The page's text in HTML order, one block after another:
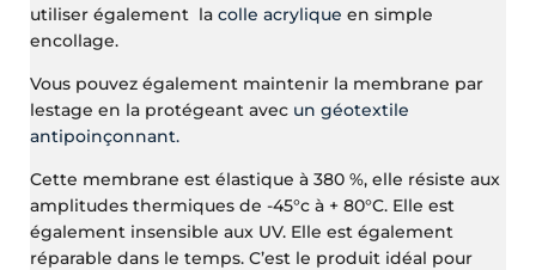
utiliser également lacolle acrylique en simple
encollage.
Vous pouvez également maintenir la membrane par
lestage en la protégeant avec un géotextile
antipoinçonnant.
Cette membrane est élastique à 380 %, elle résiste aux
amplitudes thermiques de -45°c à + 80°C. Elle est
également insensible aux UV. Elle est également
réparable dans le temps. C’est le produit idéal pour